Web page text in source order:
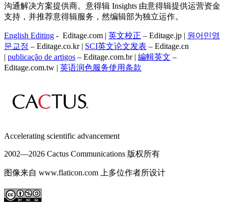
沟通解决方案提供商。意得辑 Insights 由意得辑提供运营资金
支持，并推荐意得辑服务，然编辑部为独立运作。
English Editing - Editage.com | 英文校正 – Editage.jp | 원어민영
문교정 – Editage.co.kr | SCI英文论文发表 – Editage.cn
| publicação de artigos – Editage.com.br | 編輯英文 –
Editage.com.tw | 英语润色服务使用条款
Accelerating scientific advancement
2002—2026 Cactus Communications 版权所有
图像来自 www.flaticon.com 上多位作者所设计